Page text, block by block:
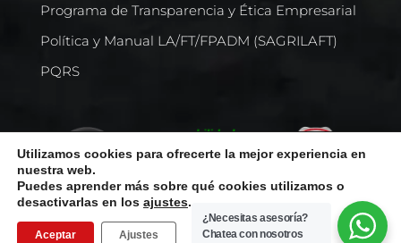
Programa de Transparencia y Ética Empresarial
Política y Manual LA/FT/FPADM (SAGRILAFT)
PQRS
Todos los derechos reservados © Comercializadora Internacional
Utilizamos cookies para ofrecerte la mejor experiencia en
nuestra web.
Puedes aprender más sobre qué cookies utilizamos o
desactivarlas en los ajustes.
Aceptar Ajustes
¿Necesitas asesoría?
Chatea con nosotros